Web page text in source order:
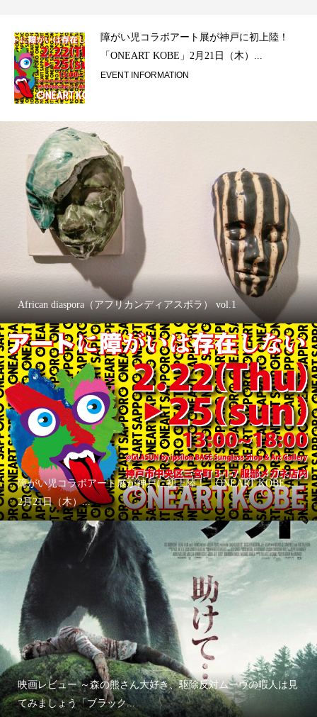
障がい児コラボアート展が神戸に初上陸！
「ONEART KOBE」2月21日（木）...
EVENT INFORMATION
African diaspora（アフリカンディアスポラ） vol.1
障がい児コラボアート展が神戸に初上陸！「ONEART KOBE」
2月21日（木）...
映画レビュー ～森の熊さん大好き、駆除反対ムーヴの暇人は見
てみましょう「ブラック...